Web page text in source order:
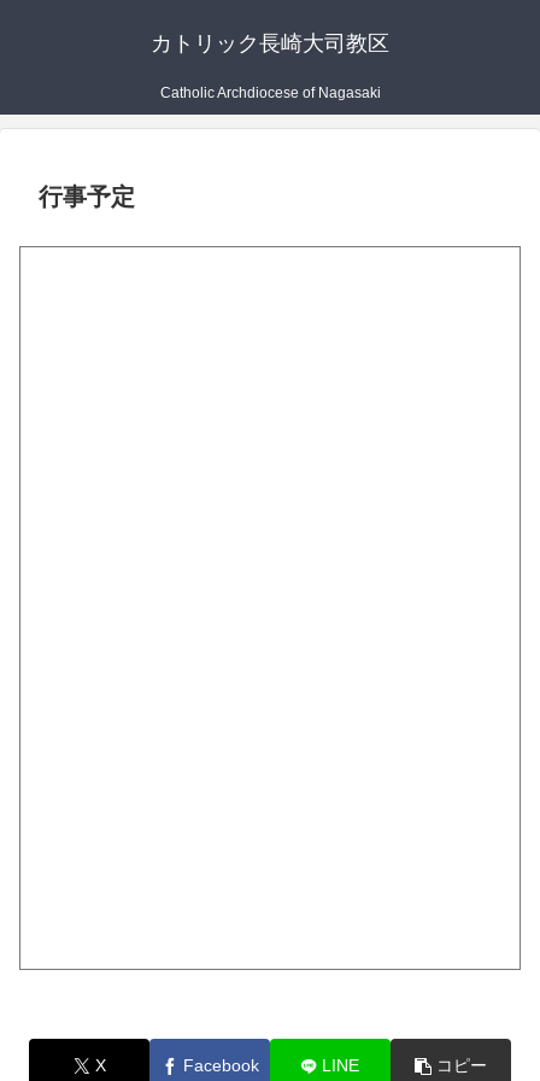
カトリック長崎大司教区
Catholic Archdiocese of Nagasaki
行事予定
X Facebook LINE コピー